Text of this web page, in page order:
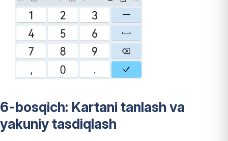
6-bosqich: Kartani tanlash va
yakuniy tasdiqlash